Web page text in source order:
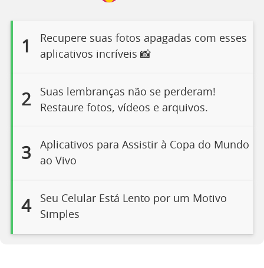
1
Recupere suas fotos apagadas com esses
aplicativos incríveis 📸
2
Suas lembranças não se perderam!
Restaure fotos, vídeos e arquivos.
3
Aplicativos para Assistir à Copa do Mundo
ao Vivo
4
Seu Celular Está Lento por um Motivo
Simples